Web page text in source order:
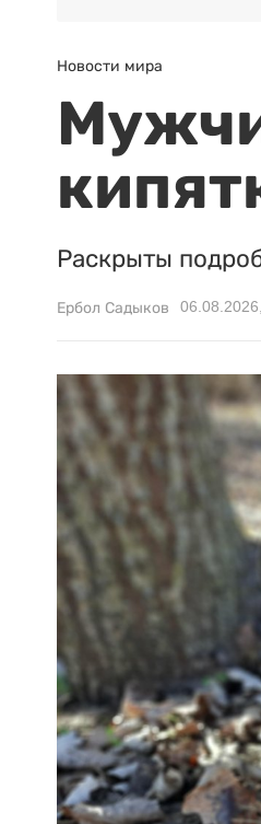
Новости мира
Раскрыты
Ербол Садыков